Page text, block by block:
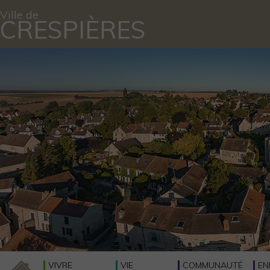
Ville de
CRESPIÈRES
VIVRE
VIE
COMMUNAUTÉ